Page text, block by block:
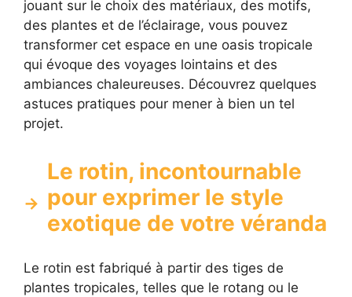
jouant sur le choix des matériaux, des motifs,
des plantes et de l’éclairage, vous pouvez
transformer cet espace en une oasis tropicale
qui évoque des voyages lointains et des
ambiances chaleureuses. Découvrez quelques
astuces pratiques pour mener à bien un tel
projet.
Le rotin, incontournable
pour exprimer le style
exotique de votre véranda
Le rotin est fabriqué à partir des tiges de
plantes tropicales, telles que le rotang ou le